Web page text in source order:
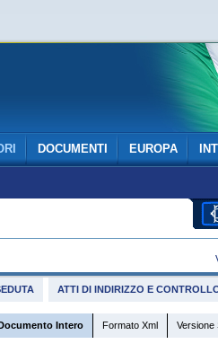
DOCUMENTI EUROPA
ATTI DI INDIRIZZO E
Intero Formato Xml Versione